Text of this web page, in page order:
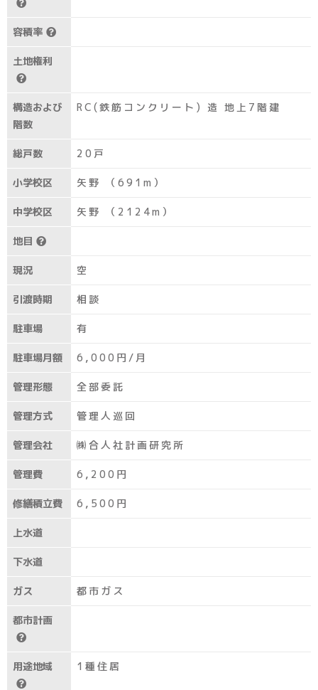
容積率
土地権利
構造および
階数
RC(鉄筋コンクリート) 造 地上7階建
総戸数 20戸
小学校区 矢野 （691m）
中学校区 矢野 （2124m）
地目
現況 空
引渡時期 相談
駐車場 有
駐車場月額 6,000円/月
管理形態 全部委託
管理方式 管理人巡回
管理会社 ㈱合人社計画研究所
管理費 6,200円
修繕積立費 6,500円
上水道
下水道
ガス 都市ガス
都市計画
用途地域 1種住居